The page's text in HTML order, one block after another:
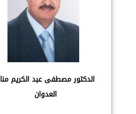
الدكتور مصطفى عبد الكريم
العدوان